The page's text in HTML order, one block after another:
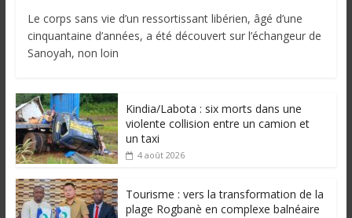
Le corps sans vie d’un ressortissant libérien, âgé d’une
cinquantaine d’années, a été découvert sur l’échangeur de
Sanoyah, non loin
Kindia/Labota : six morts dans une
violente collision entre un camion et
un taxi
4 août 2026
Tourisme : vers la transformation de la
plage Rogbanè en complexe balnéaire